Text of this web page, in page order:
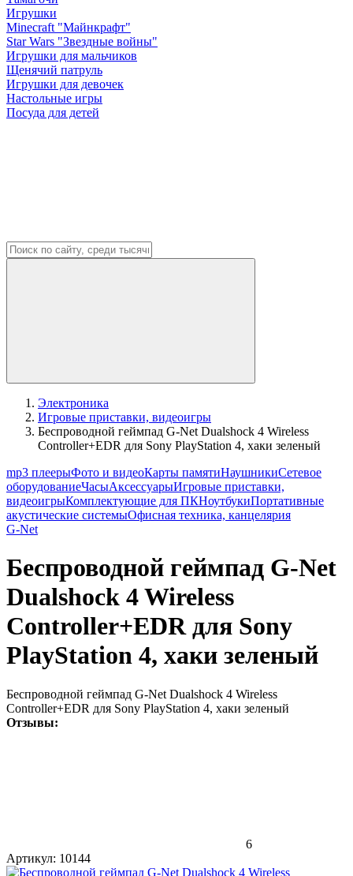
Игрушки
Minecraft "Майнкрафт"
Star Wars "Звездные войны"
Игрушки для мальчиков
Щенячий патруль
Игрушки для девочек
Настольные игры
Посуда для детей
Электроника
Игровые приставки, видеоигры
Беспроводной геймпад G-Net Dualshock 4 Wireless
Controller+EDR для Sony PlayStation 4, хаки зеленый
mp3 плеерыФото и видеоКарты памятиНаушникиСетевое
оборудованиеЧасыАксессуарыИгровые приставки,
видеоигрыКомплектующие для ПКНоутбукиПортативные
акустические системыОфисная техника, канцелярия
G-Net
Беспроводной геймпад G-Net
Dualshock 4 Wireless
Controller+EDR для Sony
PlayStation 4, хаки зеленый
Беспроводной геймпад G-Net Dualshock 4 Wireless
Controller+EDR для Sony PlayStation 4, хаки зеленый
Отзывы:
6
Артикул: 10144